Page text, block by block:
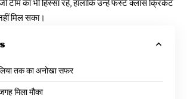
टीम का भी हिस्सा रहे, हालांकि उन्हें फर्स्ट क्लास क्रिकेट
मिल सका।
तक का अनोखा सफर
मिला मौका